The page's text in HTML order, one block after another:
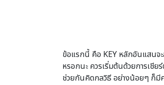
ข้อแรกนี้ คือ KEY หลักอันแสนจ
หรอกนะ ควรเริ่มต้นด้วยการเชีย
ช่วยกันคิดกลวิธี อย่างน้อยๆ ก็มีค